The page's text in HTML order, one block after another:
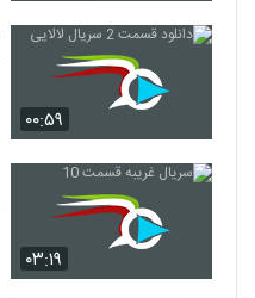
۰۰:۵۹
۰۳:۱۹